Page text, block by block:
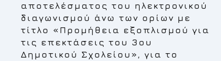
αποτελέσματος του ηλεκτρονικού
διαγωνισμού άνω των ορίων με
τίτλο «Προμήθεια εξοπλισμού για
τις επεκτάσεις του 3ου
Δημοτικού Σχολείου», για το